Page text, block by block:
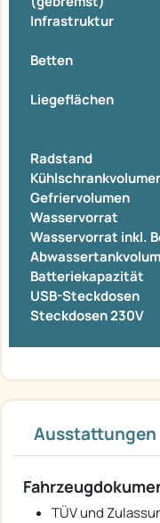
Infrastruktur
Betten
Liegeflächen
Radstand
Gefriervolumen
Wasservorrat
Wasservorrat inkl.
Batteriekapazität
USB-Steckdosen
Steckdosen 230V
Ausstattungen
TÜV und